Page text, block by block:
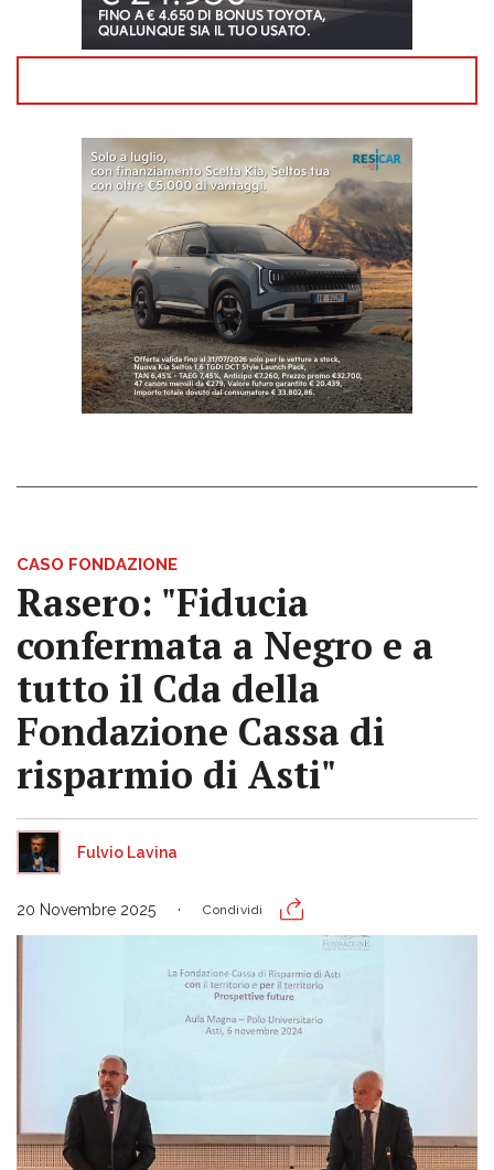
CASO FONDAZIONE
Rasero: "Fiducia
confermata a Negro e a
tutto il Cda della
Fondazione Cassa di
risparmio di Asti"
Fulvio Lavina
20 Novembre 2025 Condividi